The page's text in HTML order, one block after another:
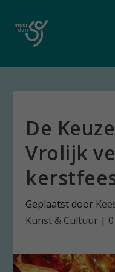
De
Vrolijk
Geplaatst door
Kunst & Cultuur |